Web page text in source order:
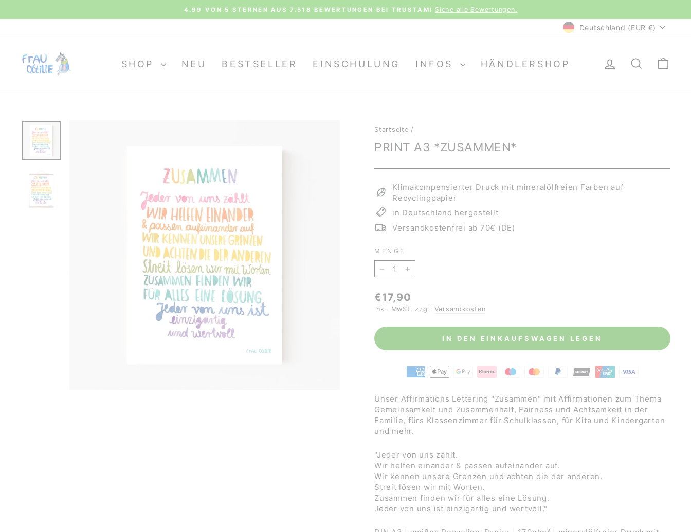
Pause
4.99 VON 5 STERNEN AUS 7.518 BEWERTUNGEN BEI TRUSTAMI Siehe alle Bewertungen.
WÄHRUNG
Deutschland (EUR €)
SHOP NEU BESTSELLER EINSCHULUNG INFOS HÄNDLERSHOP EINLOGGEN
SUCHE
Startseite /
PRINT A3 *ZUSAMMEN*
Klimakompensierter Druck mit mineralölfreien Farben auf
Recyclingpapier
in Deutschland hergestellt
Versandkostenfrei ab 70€ (DE)
MENGE
− +
Normaler
Preis
€17,90
inkl. MwSt. zzgl. Versandkosten
IN DEN EINKAUFSWAGEN LEGEN
Unser Affirmations Lettering "Zusammen" mit Affirmationen zum Thema
Gemeinsamkeit und Zusammenhalt, Fairness und Achtsamkeit in der
Familie, fürs Klassenzimmer für Schulklassen, für Kita und Kindergarten
und mehr.
"Jeder von uns zählt.
Wir helfen einander & passen aufeinander auf.
Wir kennen unsere Grenzen und achten die der anderen.
Streit lösen wir mit Worten.
Zusammen finden wir für alles eine Lösung.
Jeder von uns ist einzigartig und wertvoll."